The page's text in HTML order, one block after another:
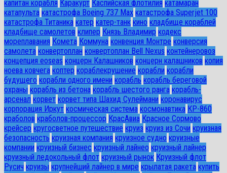
капитан корабля Каракурт Каспийская флотилия катамаран
катапульта катастрофа Boeing 737 Max катастрофа Superjet 100
катастрофа Титаника катер катер-танк кино кладбище кораблей
кладбище самолетов клипер Князь Владимир кодекс
мореплавания Комета Коммуна конвенция Монтре конверсия
самолета конвертоплан конвертоплан Bell Nexus контейнеровоз
концепция eoseas концерн Калашников концерн калашников копия
ноева ковчега коптер кораблекрушение корабли корабли
будущего корабли одного имени корабль корабль береговой
охраны корабль из бетона корабль шестого ранга корабль-
арсенал корвет корвет типа Шахид Сулеймани коронавирус
корпорация Иркут космическая система космонавтика КР-860
краболов краболов-процессор КрасАвиа Красное Сормово
крейсер кругосветное путешествие круиз круиз из Сочи круизная
безопасность круизная компания круизное судно круизные
компании круизный бизнес круизный лайнео круизный лайнер
круизный ледокольный флот круизный рынок Круизный флот
Русич круизы крупнейший лайнер в мире крылатая ракета купить